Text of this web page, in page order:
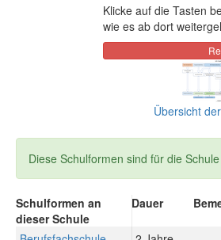
Klicke auf die Tasten
wie es ab dort
Übersicht
Diese Schulformen sind für die
Schulformen an
dieser Schule
Dauer